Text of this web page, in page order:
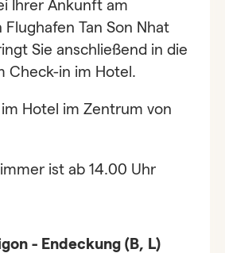
Ihrer Ankunft am
Tan Son Nhat
Sie anschließend in die
Check-in im Hotel.
Hotel im Zentrum von
ist ab 14.00 Uhr
- Endeckung (B, L)